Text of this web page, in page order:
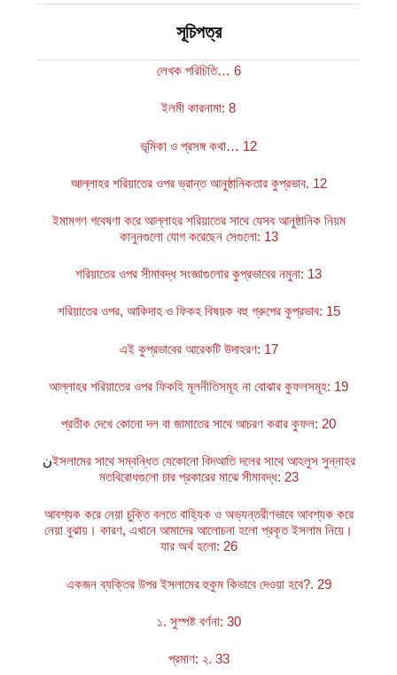
সূচিপত্র
লেখক পরিচিতি… 6
ইলমী কারনামা: 8
ভূমিকা ও প্রসঙ্গ কথা… 12
আল্লাহর শরিয়াতের ওপর ভ্রান্ত আনুষ্ঠানিকতার কুপ্রভাব. 12
ইমামগণ গবেষণা করে আল্লাহর শরিয়াতের সাথে যেসব আনুষ্ঠানিক নিয়ম
কানুনগুলো যোগ করেছেন সেগুলো: 13
শরিয়াতের ওপর সীমাবদ্ধ সংজ্ঞাগুলোর কুপ্রভাবের নমুনা: 13
শরিয়াতের ওপর, আকিদাহ ও ফিকহ বিষয়ক বহু গ্রুপের কুপ্রভাব: 15
এই কুপ্রভাবের আরেকটি উদাহরণ: 17
আল্লাহর শরিয়াতের ওপর ফিকহি মূলনীতিসমূহ না বোঝার কুফলসমূহ: 19
প্রতীক দেখে কোনো দল বা জামাতের সাথে আচরণ করার কুফল: 20
نইসলামের সাথে সম্বন্ধিত যেকোনো বিদআতি দলের সাথে আহলুস সুন্নাহর
মতবিরোধগুলো চার প্রকারের মাঝে সীমাবদ্ধ: 23
আবশ্যক করে নেয়া চুক্তি বলতে বাহ্যিক ও অভ্যন্তরীণভাবে আবশ্যক করে
নেয়া বুঝায়। কারণ, এখানে আমাদের আলোচনা হলো প্রকৃত ইসলাম নিয়ে।
যার অর্থ হলো: 26
একজন ব্যক্তির উপর ইসলামের হুকুম কিভাবে দেওয়া হবে?. 29
১. সুস্পষ্ট বর্ণনা: 30
প্রমাণ: ২. 33